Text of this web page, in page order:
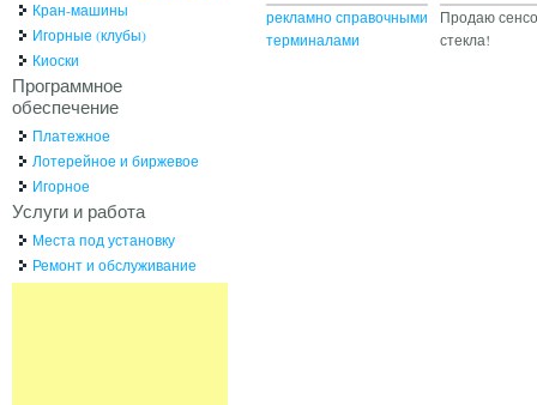
рекламно справочными
терминалами
Продаю
стекла!
Кран-машины
Игорные (клубы)
Киоски
Программное
обеспечение
Платежное
Лотерейное и биржевое
Игорное
Услуги и работа
Места под установку
Ремонт и обслуживание